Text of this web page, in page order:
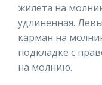
жилета на
удлиненная.
карман на
подкладке с
на молнию.